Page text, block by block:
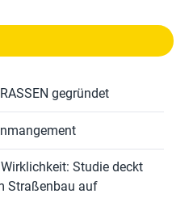
gegründet
Studie deckt
Straßenbau auf